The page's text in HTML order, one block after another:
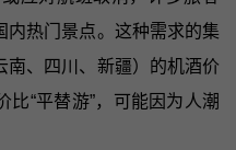
内热门景点。这种需求的集
南、四川、新疆）的机酒价
“平替游”，可能因为人潮